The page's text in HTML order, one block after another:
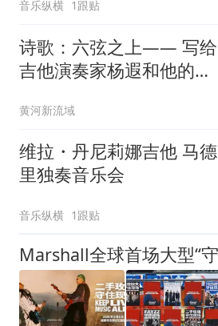
音乐纵横 1跟贴
诗歌：六弦之上—— 写给
吉他演奏家杨遐和他的朋
黄河新流域
维拉・丹尼莉娜吉他 马德
里独奏音乐会
音乐纵横 1跟贴